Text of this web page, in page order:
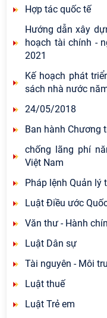
Hợp tác quốc tế
Hướng dẫn xây
hoạch tài chính -
2021
Kế hoạch phát
sách nhà nước
24/05/2018
Ban hành Chương
chống lãng phí
Việt Nam
Pháp lệnh Quản lý
Luật Điều ước
Văn thư - Hành
Luật Dân sự
Tài nguyên - Môi
Luật thuế
Luật Trẻ em